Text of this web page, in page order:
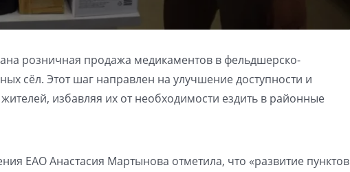
розничная продажа медикаментов в фельдшерско-
сёл. Этот шаг направлен на улучшение доступности и
избавляя их от необходимости ездить в районные
ЕАО Анастасия Мартынова отметила, что «развитие пунктов